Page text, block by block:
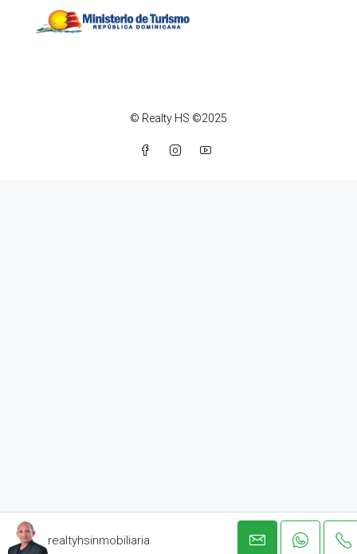
realtyhsinmobiliaria
© Realty HS ©2025